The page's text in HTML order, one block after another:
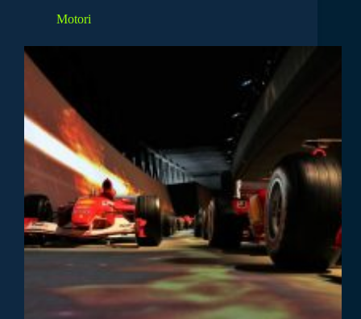
Motori